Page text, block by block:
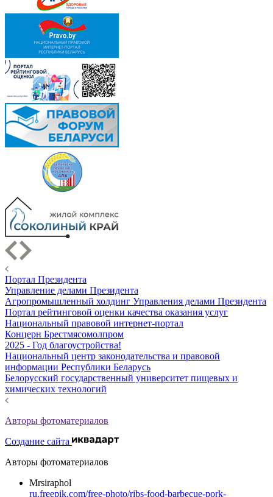
Портал Президента
Управление делами Президента
Агропромышленный холдинг Управления делами Президента
Портал рейтинговой оценки качества оказания услуг
Национальный правовой интернет-портал
Концерн Брестмясомолпром
2025 - Год благоустройства!
Национальный центр законодательства и правовой
информации Республики Беларусь
Белорусский государственный университет пищевых и
химических технологий
Авторы фотоматериалов
Создание сайта
Авторы фотоматериалов
Mrsiraphol
ru.freepik.com/free-photo/ribs-food-barbecue-pork-